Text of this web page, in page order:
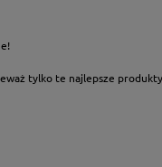
tylko te najlepsze